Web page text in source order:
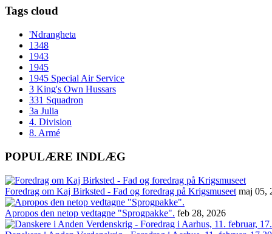
Tags cloud
'Ndrangheta
1348
1943
1945
1945 Special Air Service
3 King's Own Hussars
331 Squadron
3a Julia
4. Division
8. Armé
POPULÆRE INDLÆG
Foredrag om Kaj Birksted - Fad og foredrag på Krigsmuseet maj 05,
Apropos den netop vedtagne "Sprogpakke". feb 28, 2026